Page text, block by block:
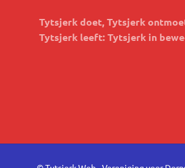
Tytsjerk doet, Tytsjerk
Tytsjerk leeft: Tytsjerk in